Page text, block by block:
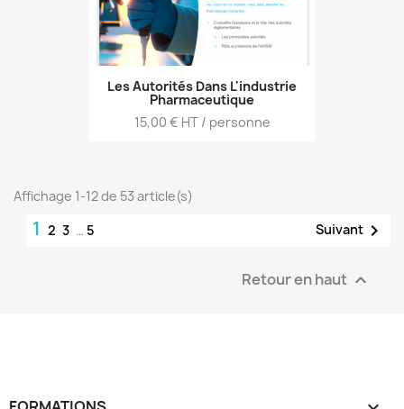
Les Autorités Dans L'industrie
Pharmaceutique
Prix
15,00 € HT / personne
Affichage 1-12 de 53 article(s)
1 2 3 … 5 Suivant 
Retour en haut 